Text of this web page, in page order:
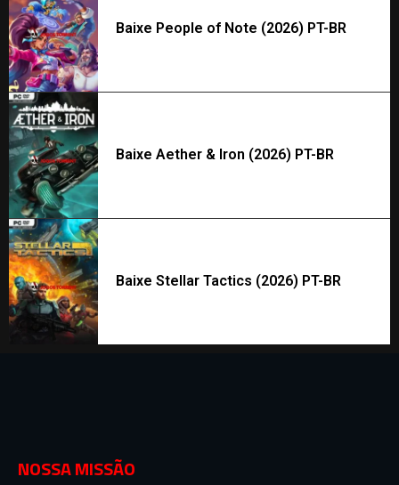
Baixe People of Note (2026) PT-BR
Baixe Aether & Iron (2026) PT-BR
Baixe Stellar Tactics (2026) PT-BR
NOSSA MISSÃO